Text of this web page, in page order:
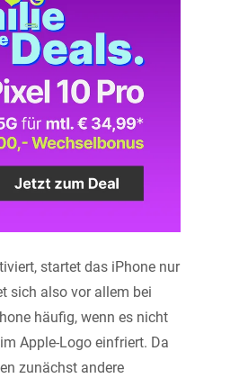
startet das iPhone nur
sich also vor allem bei
häufig, wenn es nicht
Apple-Logo einfriert. Da
zunächst andere